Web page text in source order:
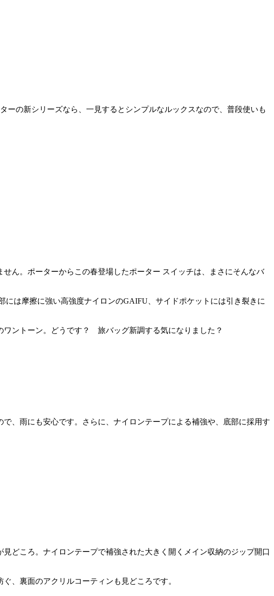
の新シリーズなら、一見するとシンプルなルックスなので、普段使いも
ん。ポーターからこの春登場したポーター スイッチは、まさにそんなバ
は摩擦に強い高強度ナイロンのGAIFU、サイドポケットには引き裂きに
ワントーン。どうです？ 旅バッグ新調する気になりました？
、雨にも安心です。さらに、ナイロンテープによる補強や、底部に採用す
どころ。ナイロンテープで補強された大きく開くメイン収納のジップ開口
、裏面のアクリルコーティンも見どころです。